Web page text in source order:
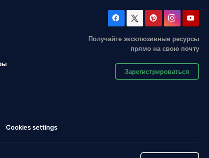
Получайте эксклюзивные ресурсы
прямо на свою почту
Зарегистрироваться
Cookies settings